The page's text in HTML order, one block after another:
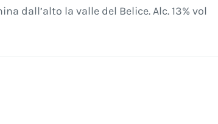
dall’alto la valle del Belice. Alc. 13% vol